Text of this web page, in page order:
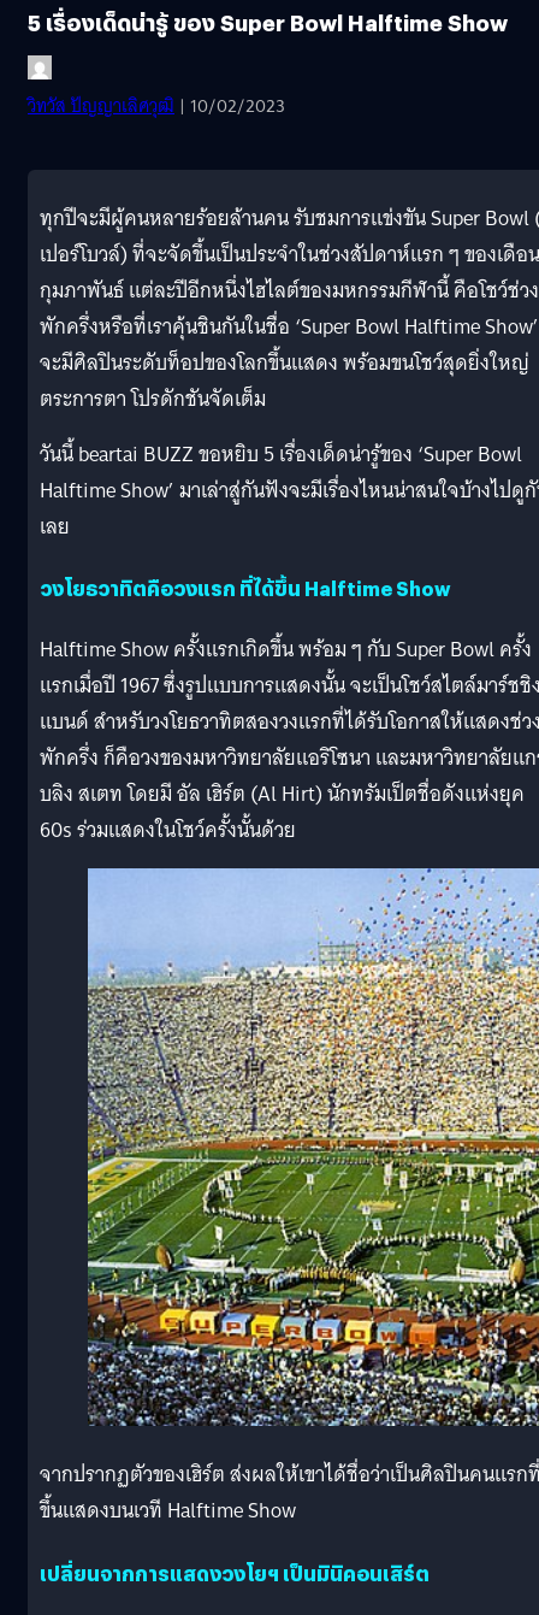
5 เรื่องเด็ดน่ารู้ ของ Super Bowl Halftime Show
วิทวัส ปัญญาเลิศวุฒิ | 10/02/2023
ทุกปีจะมีผู้คนหลายร้อยล้านคน รับชมการแข่งขัน Super Bowl
เปอร์โบวล์) ที่จะจัดขึ้นเป็นประจำในช่วงสัปดาห์แรก ๆ ของเดือน
กุมภาพันธ์ แต่ละปีอีกหนึ่งไฮไลต์ของมหกรรมกีฬานี้ คือโชว์ช่วง
พักครึ่งหรือที่เราคุ้นชินกันในชื่อ ‘Super Bowl Halftime
จะมีศิลปินระดับท็อปของโลกขึ้นแสดง พร้อมขนโชว์สุดยิ่งใหญ่
ตระการตา โปรดักชันจัดเต็ม
วันนี้ beartai BUZZ ขอหยิบ 5 เรื่องเด็ดน่ารู้ของ ‘Super Bowl
Halftime Show’ มาเล่าสู่กันฟังจะมีเรื่องไหนน่าสนใจบ้างไปดู
เลย
วงโยธวาทิตคือวงแรก ที่ได้ขึ้น Halftime Show
Halftime Show ครั้งแรกเกิดขึ้น พร้อม ๆ กับ Super Bowl ครั้ง
แรกเมื่อปี 1967 ซึ่งรูปแบบการแสดงนั้น จะเป็นโชว์สไตล์มาร์ชชิ
แบนด์ สำหรับวงโยธวาทิตสองวงแรกที่ได้รับโอกาสให้แสดงช่ว
พักครึ่ง ก็คือวงของมหาวิทยาลัยแอริโซนา และมหาวิทยาลัยแ
บลิง สเตท โดยมี อัล เฮิร์ต (Al Hirt) นักทรัมเป็ตชื่อดังแห่งยุค
60s ร่วมแสดงในโชว์ครั้งนั้นด้วย
จากปรากฏตัวของเฮิร์ต ส่งผลให้เขาได้ชื่อว่าเป็นศิลปินคนแรก
ขึ้นแสดงบนเวที Halftime Show
เปลี่ยนจากการแสดงวงโยฯ เป็นมินิคอนเสิร์ต